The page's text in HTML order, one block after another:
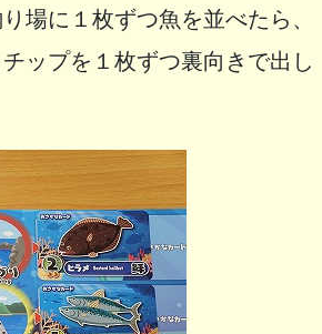
場に１枚ずつ魚を並べたら、
ップを１枚ずつ裏向きで出し